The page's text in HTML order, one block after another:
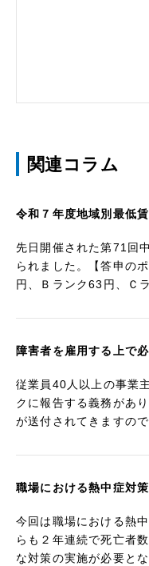
関連コラム
令和７年度地域別最低
先日開催された第71回
られました。【答申の
円、Ｂランク63円、Ｃ
障害者を雇用する上で
従業員40人以上の事業
クに報告する義務があ
が送付されてきますの
職場における熱中症対
今回は職場における熱
らも２年連続で死亡者
な対策の実施が必要と